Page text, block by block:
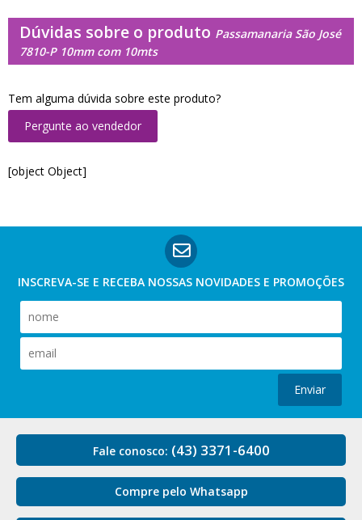
Dúvidas sobre o produto Passamanaria São José
7810-P 10mm com 10mts
Tem alguma dúvida sobre este produto?
Pergunte ao vendedor
[object Object]
INSCREVA-SE E RECEBA NOSSAS NOVIDADES E PROMOÇÕES
Enviar
Fale conosco: (43) 3371-6400
Compre pelo Whatsapp